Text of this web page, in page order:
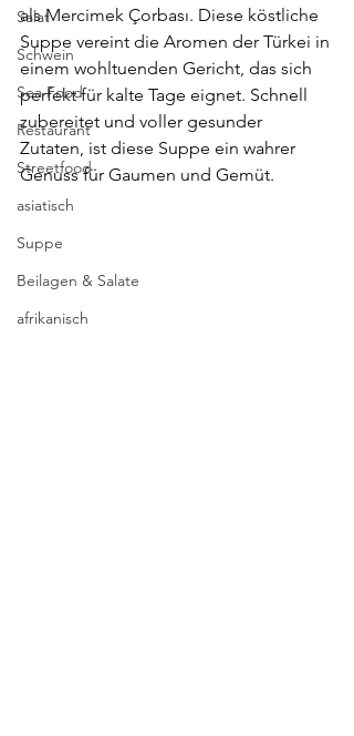
Salat
Schwein
Sea Food
Restaurant
Streetfood
asiatisch
Suppe
Beilagen & Salate
afrikanisch
als Mercimek Çorbası. Diese köstliche
Suppe vereint die Aromen der Türkei in
einem wohltuenden Gericht, das sich
perfekt für kalte Tage eignet. Schnell
zubereitet und voller gesunder
Zutaten, ist diese Suppe ein wahrer
Genuss für Gaumen und Gemüt.